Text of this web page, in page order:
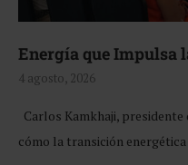
Energía que Impulsa
4 agosto, 2026
Carlos Kamkhaji,
cómo la transición